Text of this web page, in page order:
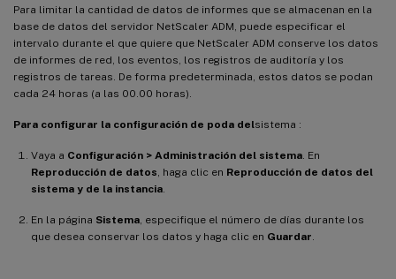
Para limitar la cantidad de datos de informes que se almacenan en la
base de datos del servidor NetScaler ADM, puede especificar el
intervalo durante el que quiere que NetScaler ADM conserve los datos
de informes de red, los eventos, los registros de auditoría y los
registros de tareas. De forma predeterminada, estos datos se podan
cada 24 horas (a las 00.00 horas).
Para configurar la configuración de poda delsistema :
Vaya a Configuración > Administración del sistema . En
Reproducción de datos , haga clic en Reproducción de datos del
sistema y de la instancia
En la página Sistema , especifique el número de días durante los
que desea conservar los datos y haga clic en Guardar